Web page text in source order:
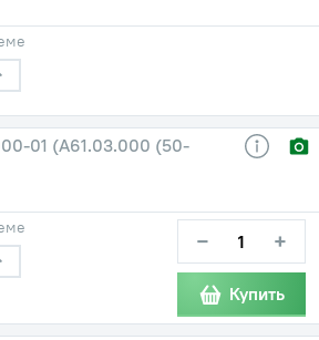
01 (А61.03.000 (50-
− +
Купить